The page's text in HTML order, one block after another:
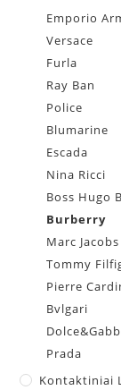
Emporio
Versace
Furla
Ray Ban
Police
Blumarine
Escada
Nina Ricci
Boss Hugo
Burberry
Marc Jacobs
Tommy
Pierre
Bvlgari
Prada
Kontaktiniai